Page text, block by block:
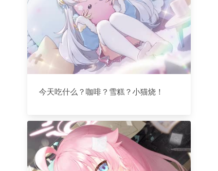
今天吃什么？咖啡？雪糕？小猫烧！